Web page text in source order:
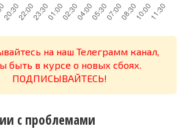
на наш Телеграмм канал,
быть в курсе о новых сбоях.
ПОДПИСЫВАЙТЕСЬ!
с проблемами